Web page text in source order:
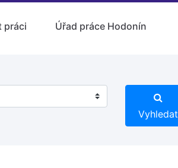
práci Úřad práce Hodonín
Vyhledat